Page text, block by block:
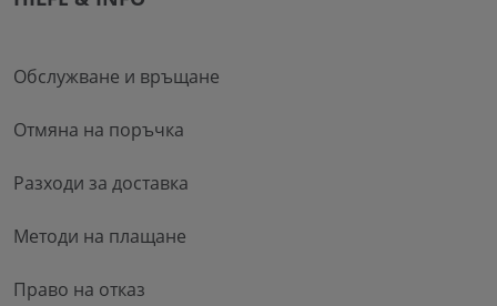
Обслужване и връщане
Отмяна на поръчка
Разходи за доставка
Методи на плащане
Право на отказ